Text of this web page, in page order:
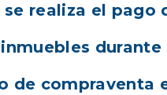
se realiza el pago
durante
de compraventa